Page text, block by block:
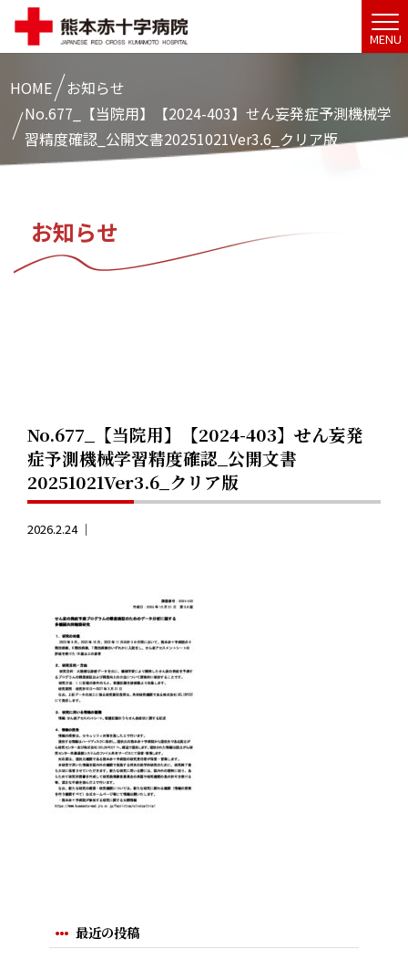
MENU
HOME
お知らせ
No.677_【当院用】【2024-403】せん妄発症予測機械学
習精度確認_公開文書20251021Ver3.6_クリア版
お知らせ
No.677_【当院用】【2024-403】せん妄発
症予測機械学習精度確認_公開文書
20251021Ver3.6_クリア版
2026.2.24 ｜
最近の投稿